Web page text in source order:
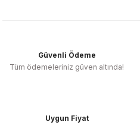
Güvenli Ödeme
Tüm ödemeleriniz güven altında!
Uygun Fiyat